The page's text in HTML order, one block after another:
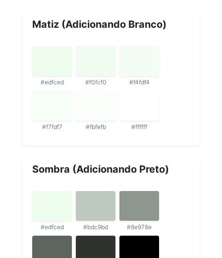
Matiz (Adicionando Branco)
#edfced #f0fcf0 #f4fdf4
#f7fdf7 #fbfefb #ffffff
Sombra (Adicionando Preto)
#edfced #bdc9bd #8e978e